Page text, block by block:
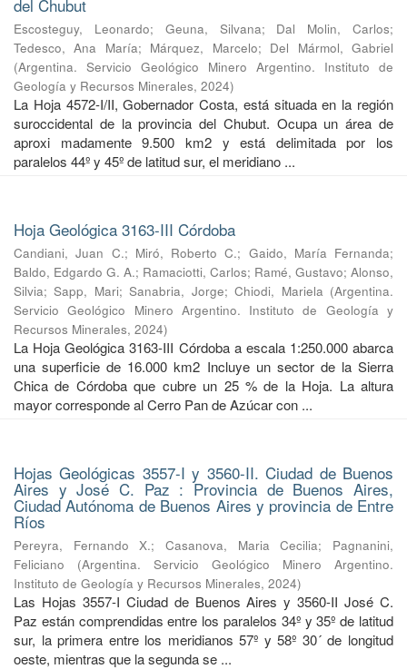
del Chubut
Escosteguy, Leonardo; Geuna, Silvana; Dal Molin, Carlos;
Tedesco, Ana María; Márquez, Marcelo; Del Mármol, Gabriel
(Argentina. Servicio Geológico Minero Argentino. Instituto de
Geología y Recursos Minerales, 2024)
La Hoja 4572-I/II, Gobernador Costa, está situada en la región
suroccidental de la provincia del Chubut. Ocupa un área de
aproxi madamente 9.500 km2 y está delimitada por los
paralelos 44º y 45º de latitud sur, el meridiano ...
Hoja Geológica 3163-III Córdoba
Candiani, Juan C.; Miró, Roberto C.; Gaido, María Fernanda;
Baldo, Edgardo G. A.; Ramaciotti, Carlos; Ramé, Gustavo; Alonso,
Silvia;Sapp, Mari;Sanabria, Jorge;Chiodi, Mariela (Argentina.
Servicio Geológico Minero Argentino. Instituto de Geología y
Recursos Minerales, 2024)
La Hoja Geológica 3163-III Córdoba a escala 1:250.000 abarca
una superficie de 16.000 km2 Incluye un sector de la Sierra
Chica de Córdoba que cubre un 25 % de la Hoja. La altura
mayor corresponde al Cerro Pan de Azúcar con ...
Hojas Geológicas 3557-I y 3560-II. Ciudad de Buenos
Aires y José C. Paz : Provincia de Buenos Aires,
Ciudad Autónoma de Buenos Aires y provincia de Entre
Ríos
Pereyra, Fernando X.;Casanova, Maria Cecilia; Pagnanini,
Feliciano
(Argentina. Servicio Geológico Minero Argentino.
Instituto de Geología y Recursos Minerales, 2024)
Las Hojas 3557-I Ciudad de Buenos Aires y 3560-II José C.
Paz están comprendidas entre los paralelos 34º y 35º de latitud
sur, la primera entre los meridianos 57º y 58º 30´ de longitud
oeste, mientras que la segunda se ...